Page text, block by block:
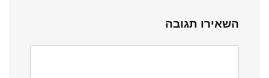
השאירו תגובה